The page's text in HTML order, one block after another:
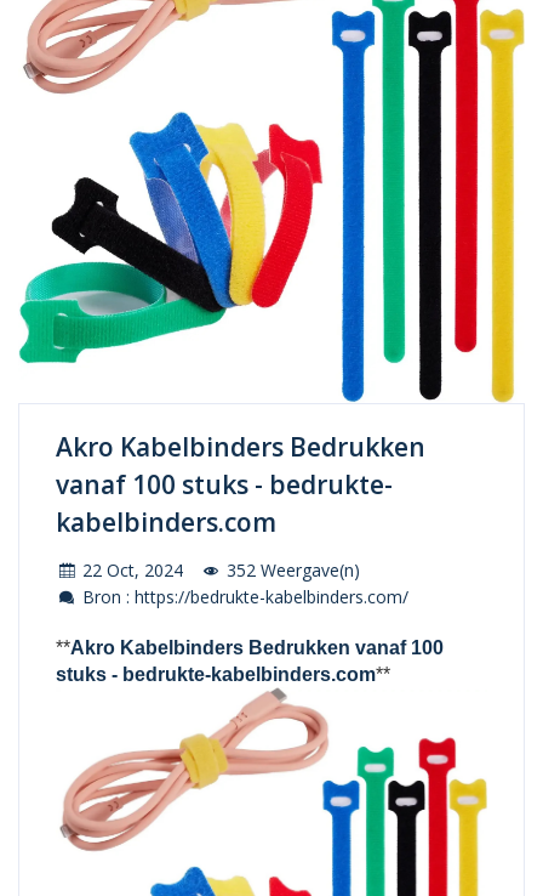
Akro Kabelbinders Bedrukken
vanaf 100 stuks - bedrukte-
kabelbinders.com
22 Oct, 2024
352 Weergave(n)
Bron : https://bedrukte-kabelbinders.com/
**Akro Kabelbinders Bedrukken vanaf 100
stuks - bedrukte-kabelbinders.com**